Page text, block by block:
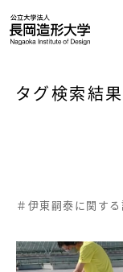
タグ検索結果
＃伊東嗣泰に関す